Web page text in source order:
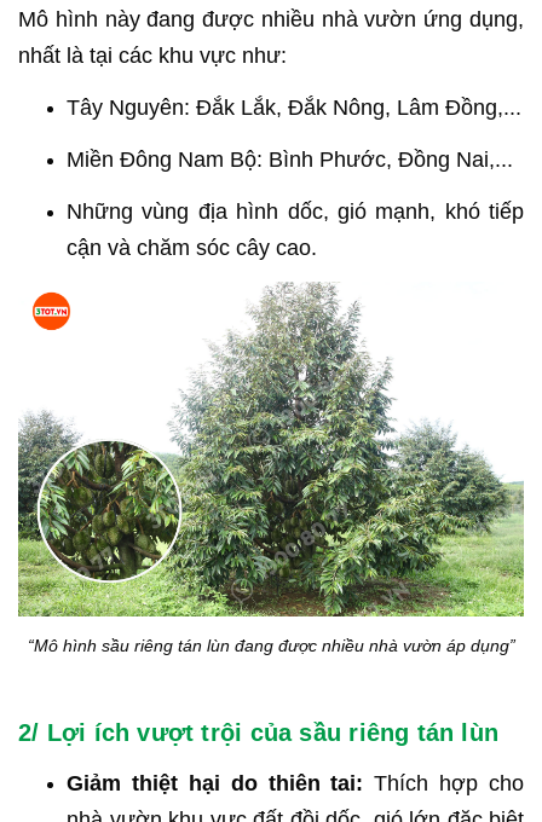
Mô hình này đang được nhiều nhà vườn ứng dụng,
nhất là tại các khu vực như:
Tây Nguyên: Đắk Lắk, Đắk Nông, Lâm Đồng,...
Miền Đông Nam Bộ: Bình Phước, Đồng Nai,...
Những vùng địa hình dốc, gió mạnh, khó tiếp
cận và chăm sóc cây cao.
“Mô hình sầu riêng tán lùn đang được nhiều nhà vườn áp dụng”
2/ Lợi ích vượt trội của sầu riêng tán lùn
Giảm thiệt hại do thiên tai:Thích hợp cho